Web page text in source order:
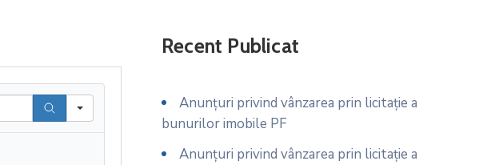
Recent Publicat
Anunțuri privind vânzarea prin licitație a
bunurilor imobile PF
Anunțuri privind vânzarea prin licitație a